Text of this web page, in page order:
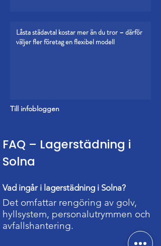
Låsta städavtal kostar mer än du tror – därför
väljer fler företag en flexibel modell
Till infobloggen
FAQ – Lagerstädning i
Solna
Vad ingår i lagerstädning i Solna?
Det omfattar rengöring av golv,
hyllsystem, personalutrymmen och
avfallshantering.